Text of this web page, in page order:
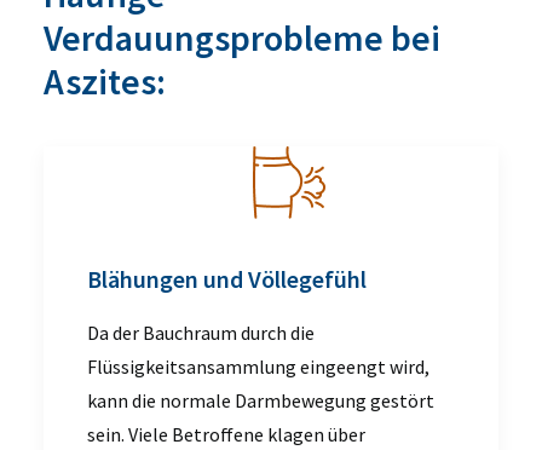
Verdauungsprobleme bei
Aszites:
Blähungen und Völlegefühl
Da der Bauchraum durch die
Flüssigkeitsansammlung eingeengt wird,
kann die normale Darmbewegung gestört
sein. Viele Betroffene klagen über